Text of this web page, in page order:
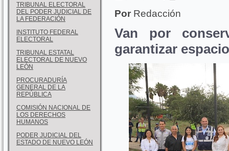
TRIBUNAL ELECTORAL
DEL PODER JUDICIAL DE
LA FEDERACIÓN
INSTITUTO FEDERAL
ELECTORAL
TRIBUNAL ESTATAL
ELECTORAL DE NUEVO
LEÓN
PROCURADURÍA
GENERAL DE LA
REPÚBLICA
COMISIÓN NACIONAL DE
LOS DERECHOS
HUMANOS
PODER JUDICIAL DEL
ESTADO DE NUEVO LEÓN
Por Redacción
Van por
garantizar